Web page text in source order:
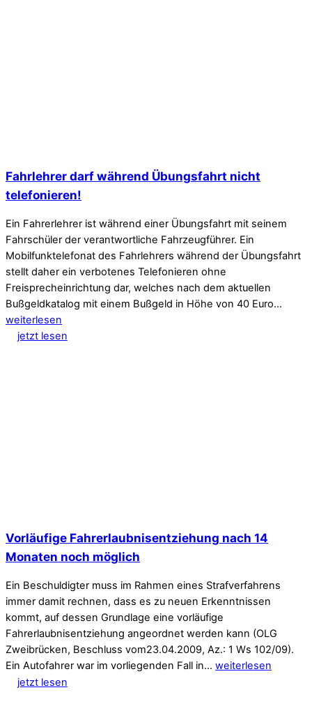
Fahrlehrer darf während Übungsfahrt nicht
telefonieren!
Ein Fahrerlehrer ist während einer Übungsfahrt mit seinem
Fahrschüler der verantwortliche Fahrzeugführer. Ein
Mobilfunktelefonat des Fahrlehrers während der Übungsfahrt
stellt daher ein verbotenes Telefonieren ohne
Freisprecheinrichtung dar, welches nach dem aktuellen
Bußgeldkatalog mit einem Bußgeld in Höhe von 40 Euro…
weiterlesen
jetzt lesen
Vorläufige Fahrerlaubnisentziehung nach 14
Monaten noch möglich
Ein Beschuldigter muss im Rahmen eines Strafverfahrens
immer damit rechnen, dass es zu neuen Erkenntnissen
kommt, auf dessen Grundlage eine vorläufige
Fahrerlaubnisentziehung angeordnet werden kann (OLG
Zweibrücken, Beschluss vom23.04.2009, Az.: 1 Ws 102/09).
Ein Autofahrer war im vorliegenden Fall in… weiterlesen
jetzt lesen